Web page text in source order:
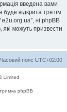
введена вами
буде відкрита третім
e2u.org.ua”, ні phpBB
які можуть призвести
Часовий пояс UTC+02:00
Limited
phpBB